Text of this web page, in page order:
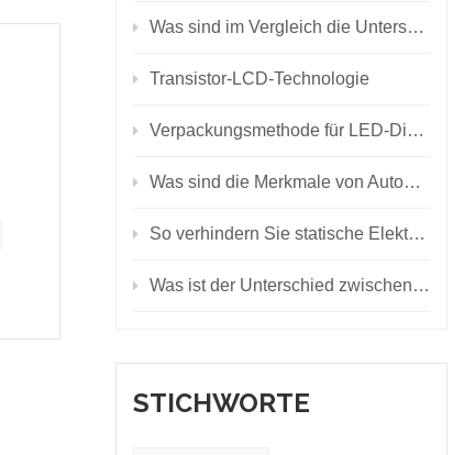
Was sind im Vergleich die Unterschiede zwischen den Hintergrundbeleuchtungsprinzipien von LCD und LED?
Transistor-LCD-Technologie
Verpackungsmethode für LED-Displays
Was sind die Merkmale von Automotive-LED-Anzeigen?
So verhindern Sie statische Elektrizität auf dem LED-Bildschirm
Was ist der Unterschied zwischen LCD-Display, LED-Display und OLED-Display?
STICHWORTE